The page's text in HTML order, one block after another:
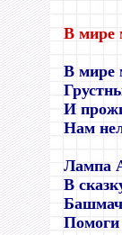
В мире
В мире
И
Нам
Лампа
В
Помоги